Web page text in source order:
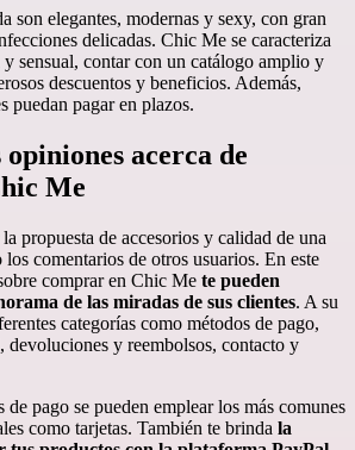
son elegantes, modernas y sexy, con gran
delicadas. Chic Me se caracteriza
sensual, contar con un catálogo amplio y
descuentos y beneficios. Además,
puedan pagar en plazos.
opiniones acerca de
Me
propuesta de accesorios y calidad de una
comentarios de otros usuarios. En este
comprar en Chic Me te pueden
de las miradas de sus clientes. A su
categorías como métodos de pago,
devoluciones y reembolsos, contacto y
pago se pueden emplear los más comunes
como tarjetas. También te brinda la